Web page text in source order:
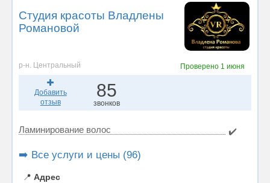
Студия красоты Владлены
Романовой
р-н. Центральный Проверено 1 июня
Добавить
отзыв
85
звонков
Ламинирование волос ✔️
➡️ Все услуги и цены (96)
📍 Адрес